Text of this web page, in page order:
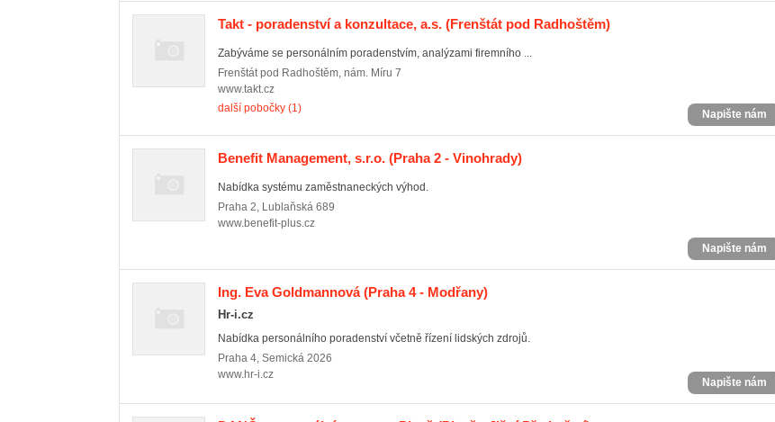
Takt - poradenství a konzultace, a.s. (Frenštát pod Radhoštěm)
Zabýváme se personálním poradenstvím, analýzami firemního ...
Frenštát pod Radhoštěm, nám. Míru 7
www.takt.cz
další pobočky (1)
Napište nám
Benefit Management, s.r.o. (Praha 2 - Vinohrady)
Nabídka systému zaměstnaneckých výhod.
Praha 2, Lublaňská 689
www.benefit-plus.cz
Napište nám
Ing. Eva Goldmannová(Praha 4 - Modřany)
Hr-i.cz
Nabídka personálního poradenství včetně řízení lidských zdrojů.
Praha 4, Semická 2026
www.hr-i.cz
Napište nám